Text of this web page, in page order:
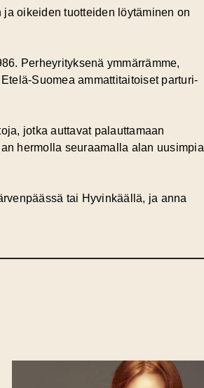
oikeiden tuotteiden löytäminen on
Perheyrityksenä ymmärrämme,
Suomea ammattitaitoiset parturi-
jotka auttavat palauttamaan
hermolla seuraamalla alan uusimpia
tai Hyvinkäällä, ja anna